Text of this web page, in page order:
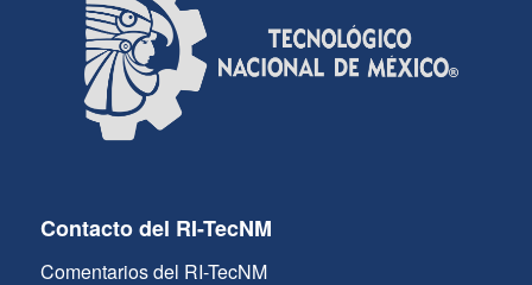
Contacto del RI-TecNM
Comentarios del RI-TecNM